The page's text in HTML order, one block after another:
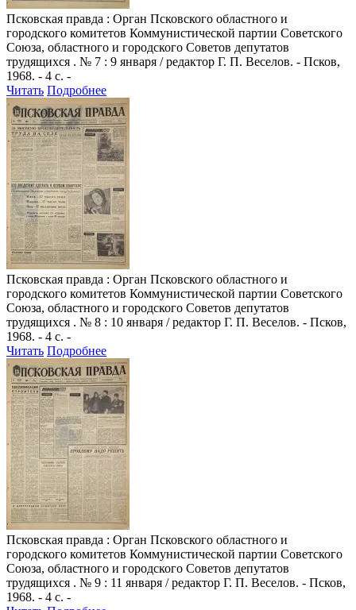
Псковская правда : Орган Псковского областного и
городского комитетов Коммунистической партии Советского
Союза, областного и городского Советов депутатов
трудящихся . № 7 : 9 января / редактор Г. П. Веселов. - Псков,
1968. - 4 с. -
Читать Подробнее
Псковская правда : Орган Псковского областного и
городского комитетов Коммунистической партии Советского
Союза, областного и городского Советов депутатов
трудящихся . № 8 : 10 января / редактор Г. П. Веселов. - Псков,
1968. - 4 с. -
Читать Подробнее
Псковская правда : Орган Псковского областного и
городского комитетов Коммунистической партии Советского
Союза, областного и городского Советов депутатов
трудящихся . № 9 : 11 января / редактор Г. П. Веселов. - Псков,
1968. - 4 с. -